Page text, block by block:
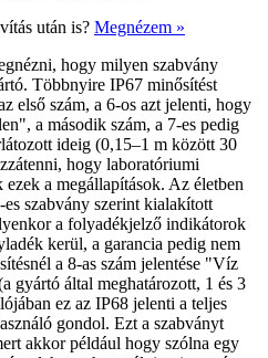
után is? Megnézem »
hogy milyen szabvány
Többnyire IP67 minősítést
első szám, a 6-os azt jelenti, hogy
a második szám, a 7-es pedig
ideig (0,15–1 m között 30
hogy laboratóriumi
a megállapítások. Az életben
szabvány szerint kialakított
a folyadékjelző indikátorok
kerül, a garancia pedig nem
a 8-as szám jelentése "Víz
gyártó által meghatározott, 1 és 3
ez az IP68 jelenti a teljes
gondol. Ezt a szabványt
akkor például hogy szólna egy